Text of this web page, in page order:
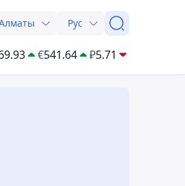
Рус
€541.64 ₽5.71